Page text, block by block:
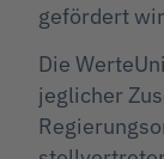
gefördert
Die
jeglicher